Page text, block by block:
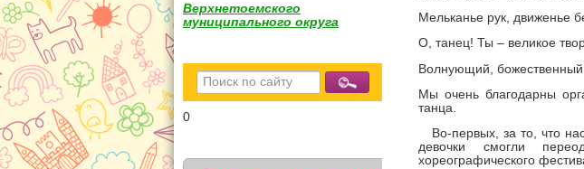
Верхнетоемского
муниципального округа
0
Мельканье рук, движенье
О, танец! Ты – великое
Волнующий, божественный
Мы очень благодарны
танца.
Во-первых, за то, что
девочки смогли
хореографического